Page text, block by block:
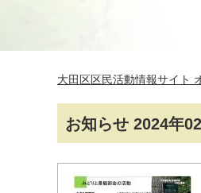
大田区区民活動情報サイト
お知らせ 2024年02